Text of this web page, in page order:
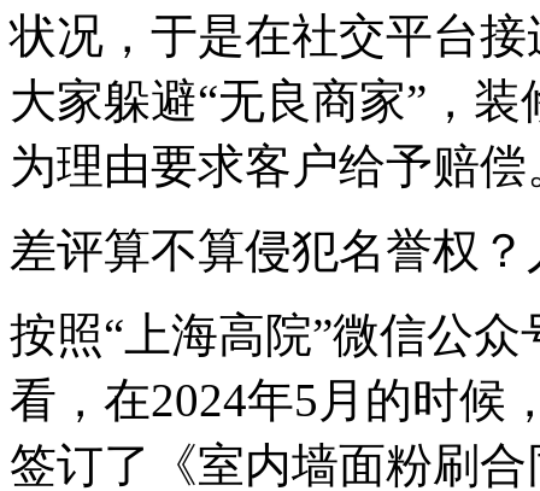
状况，于是在社交平台
大家躲避“无良商家”，
为理由要求客户给予赔偿
差评算不算侵犯名誉权
按照“上海高院”微信公
看，在2024年5月的时候
签订了《室内墙面粉刷